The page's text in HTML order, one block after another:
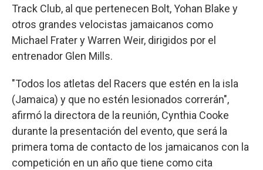
Track Club, al que pertenecen Bolt, Yohan Blake y
otros grandes velocistas jamaicanos como
Michael Frater y Warren Weir, dirigidos por el
entrenador Glen Mills.
"Todos los atletas del Racers que estén en la isla
(Jamaica) y que no estén lesionados correrán",
afirmó la directora de la reunión, Cynthia Cooke
durante la presentación del evento, que será la
primera toma de contacto de los jamaicanos con la
competición en un año que tiene como cita